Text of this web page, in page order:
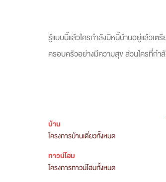
รู้แบบนี้แล้วใครกำลังมีหนี้บ้านอยู่แล้วเต
ครอบครัวอย่างมีความสุข ส่วนใครที่กำ
บ้าน
โครงการบ้านเดี่ยวทั้งหมด
ทาวน์โฮม
โครงการทาวน์โฮมทั้งหมด